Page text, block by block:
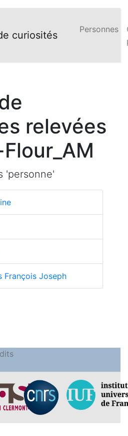
curiosités Personnes
relevées
'personne'
François Joseph